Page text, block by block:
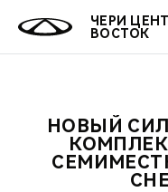
ЧЕРИ
ВОСТОК
О
НОВЫЙ